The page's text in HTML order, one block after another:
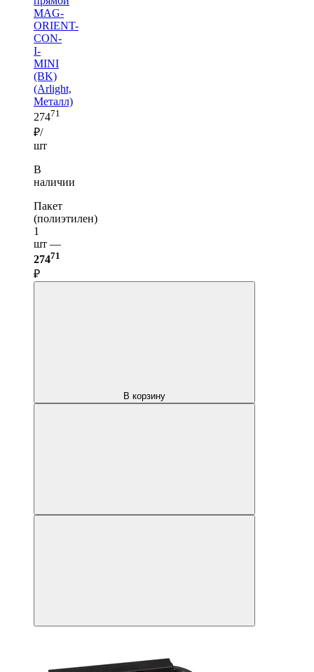
MAG-
ORIENT-
CON-
I-
MINI
(BK)
(Arlight,
Металл)
27471
₽/
шт
В
наличии
Пакет
(полиэтилен)
1
шт —
27471
₽
В корзину